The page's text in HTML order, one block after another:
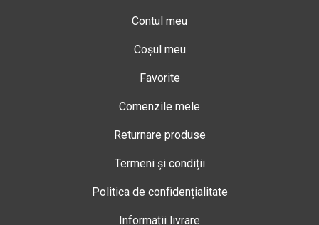
Contul meu
Coșul meu
Favorite
Comenzile mele
Returnare produse
Termeni și condiții
Politica de confidențialitate
Informații livrare